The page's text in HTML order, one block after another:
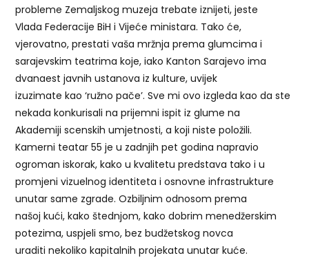
probleme Zemaljskog muzeja trebate iznijeti, jeste
Vlada Federacije BiH i Vijeće ministara. Tako će,
vjerovatno, prestati vaša mržnja prema glumcima i
sarajevskim teatrima koje, iako Kanton Sarajevo ima
dvanaest javnih ustanova iz kulture, uvijek
izuzimate kao ‘ružno pače’. Sve mi ovo izgleda kao da ste
nekada konkurisali na prijemni ispit iz glume na
Akademiji scenskih umjetnosti, a koji niste položili.
Kamerni teatar 55 je u zadnjih pet godina napravio
ogroman iskorak, kako u kvalitetu predstava tako i u
promjeni vizuelnog identiteta i osnovne infrastrukture
unutar same zgrade. Ozbiljnim odnosom prema
našoj kući, kako štednjom, kako dobrim menedžerskim
potezima, uspjeli smo, bez budžetskog novca
uraditi nekoliko kapitalnih projekata unutar kuće.